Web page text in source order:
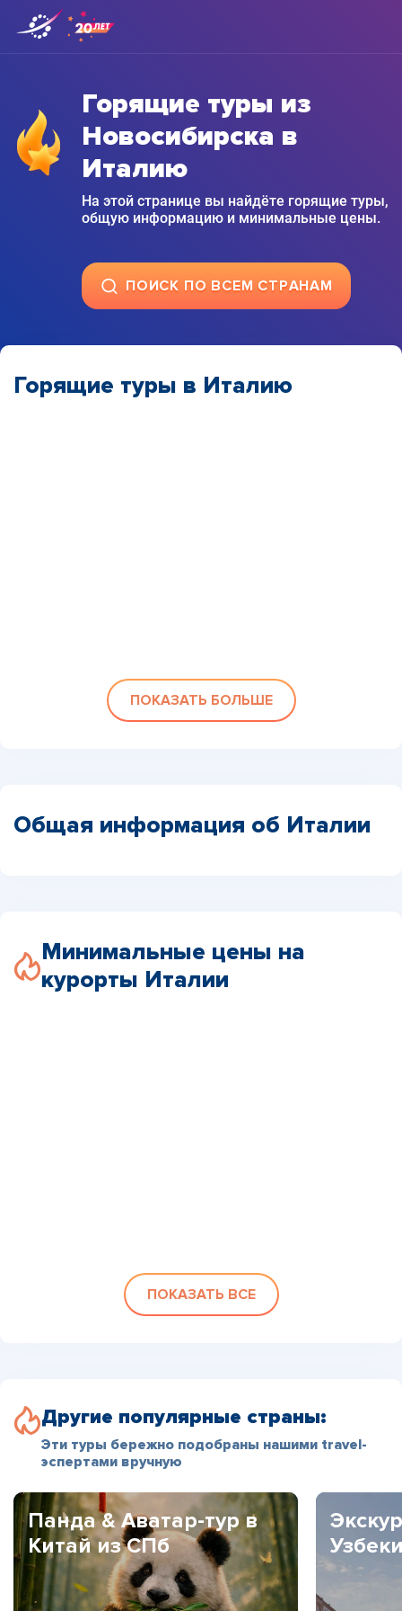
Горящие туры из
Новосибирска в
Италию
На этой странице вы найдёте горящие туры,
общую информацию и минимальные цены.
ПОИСК ПО ВСЕМ СТРАНАМ
Горящие туры в Италию
ПОКАЗАТЬ БОЛЬШЕ
Общая информация об Италии
Минимальные цены на
курорты Италии
ПОКАЗАТЬ ВСЕ
Другие популярные страны:
Эти туры бережно подобраны нашими travel-
эспертами вручную
Панда & Аватар-тур в
Китай из СПб